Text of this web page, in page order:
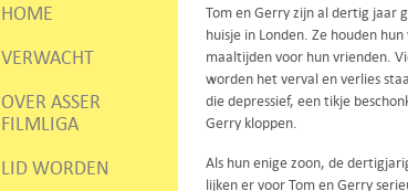
HOME
VERWACHT
OVER ASSER
FILMLIGA
LID WORDEN
Tom en Gerry zijn al dertig jaar
huisje in Londen. Ze houden
maaltijden voor hun vrienden.
worden het verval en verlies
die depressief, een tikje
Gerry kloppen.
Als hun enige zoon, de
lijken er voor Tom en Gerry